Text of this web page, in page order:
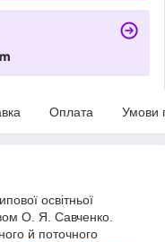
Оплата Умови
освітньої
О. Я. Савченко.
й поточного